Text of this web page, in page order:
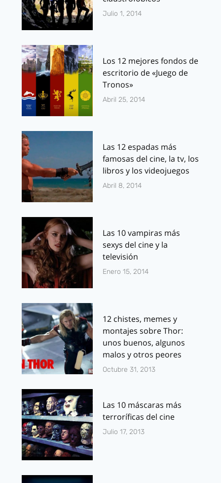
Julio 1, 2014
Los 12 mejores fondos de
escritorio de «Juego de
Tronos»
Abril 25, 2014
Las 12 espadas más
famosas del cine, la tv, los
libros y los videojuegos
Abril 8, 2014
Las 10 vampiras más
sexys del cine y la
televisión
Enero 15, 2014
12 chistes, memes y
montajes sobre Thor:
unos buenos, algunos
malos y otros peores
Octubre 31, 2013
Las 10 máscaras más
terroríficas del cine
Julio 17, 2013